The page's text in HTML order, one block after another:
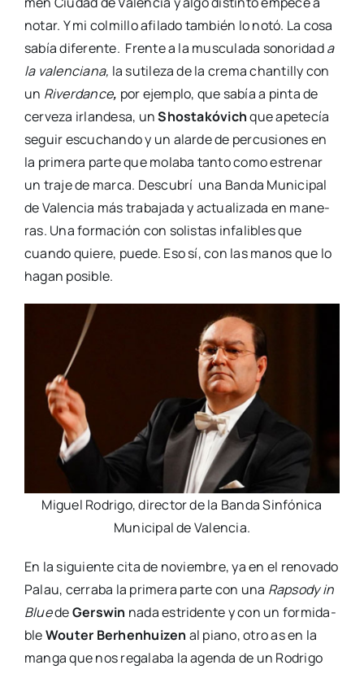
notar. Y mi col­mi­llo afi­la­do tam­bién lo notó. La cosa
sabía dife­ren­te. Fren­te a la mus­cu­la­da sono­ri­dada
la valen­cia­na, la suti­le­za de la cre­ma chan­tilly con
un River­dan­ce, por ejem­plo, que sabía a pin­ta de
cer­ve­za irlan­de­sa, unShos­ta­kó­vichque ape­te­cía
seguir escu­chan­do y un alar­de de per­cu­sio­nes en
la pri­me­ra par­te que mola­ba tan­to como estre­nar
un tra­je de mar­ca. Des­cu­brí una Ban­da Muni­ci­pal
de Valen­cia más tra­ba­ja­da y actua­li­za­da en mane­
ras. Una for­ma­ción con solis­tas infa­li­bles que
cuan­do quie­re, pue­de. Eso sí, con las manos que lo
hagan posi­ble.
Miguel Rodri­go, direc­tor de la Ban­da Sin­fó­ni­ca
Muni­ci­pal de Valen­cia.
En la siguien­te cita de noviem­bre, ya en el reno­va­do
Palau, cerra­ba la pri­me­ra par­te con una Rap­sody in
BluedeGers­win nada estri­den­te y con un for­mi­da­
bleWou­ter Berhenhui­zen al piano, otro as en la
man­ga que nos rega­la­ba la agen­da de un Rodri­go